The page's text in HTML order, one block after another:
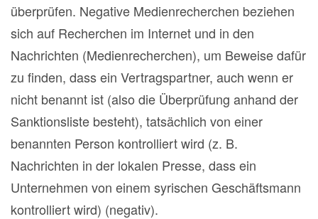
überprüfen. Negative Medienrecherchen beziehen
sich auf Recherchen im Internet und in den
Nachrichten (Medienrecherchen), um Beweise dafür
zu finden, dass ein Vertragspartner, auch wenn er
nicht benannt ist (also die Überprüfung anhand der
Sanktionsliste besteht), tatsächlich von einer
benannten Person kontrolliert wird (z. B.
Nachrichten in der lokalen Presse, dass ein
Unternehmen von einem syrischen Geschäftsmann
kontrolliert wird) (negativ).